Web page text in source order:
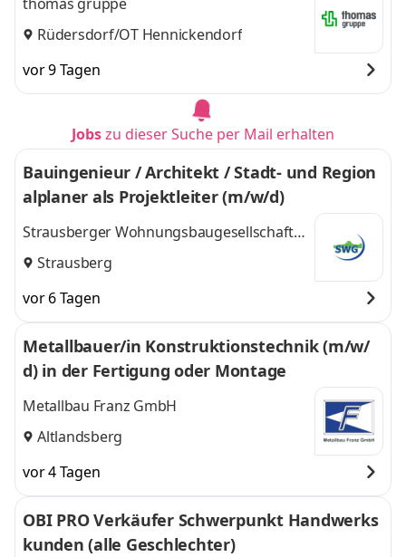
Rüdersdorf/OT Hennickendorf
vor 9 Tagen
Jobszu dieser Suche per Mail erhalten
Bauingenieur / Architekt / Stadt- und Region
alplaner als Projektleiter (m/w/d)
Strausberger Wohnungsbaugesellschaft
mbHStrausberg
vor 6 Tagen
Metallbauer/in Konstruktionstechnik (m/w/
d) in der Fertigung oder Montage
Metallbau Franz GmbH
Altlandsberg
vor 4 Tagen
OBI PRO Verkäufer Schwerpunkt Handwerks
kunden (alle Geschlechter)